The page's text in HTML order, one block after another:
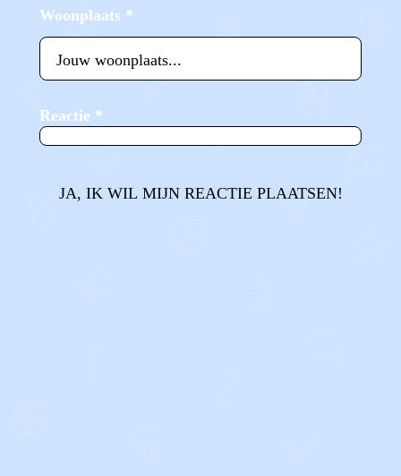
Woonplaats *
Reactie *
JA, IK WIL MIJN REACTIE PLAATSEN!